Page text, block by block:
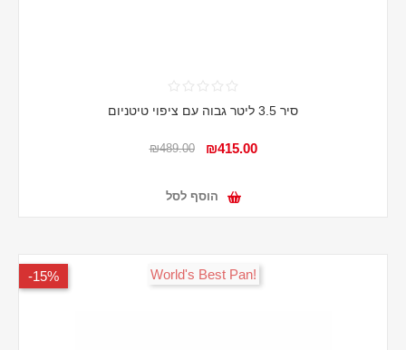
סיר 3.5 ליטר גבוה עם ציפוי טיטניום
₪415.00
₪489.00
הוסף לסל
15%- !World's Best Pan